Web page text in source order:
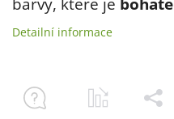
Detailní informace